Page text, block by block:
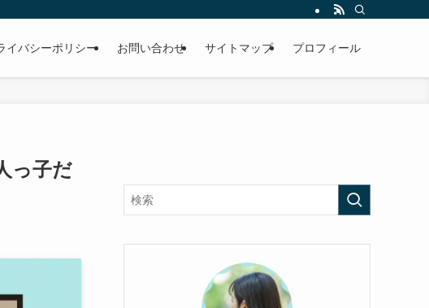
イバシーポリシー お問い合わせ サイトマップ プロフィール
っ子だ